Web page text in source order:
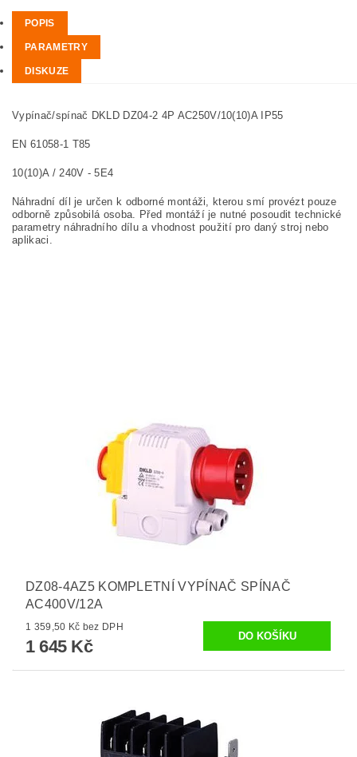
POPIS
PARAMETRY
DISKUZE
Vypínač/spínač DKLD DZ04-2 4P AC250V/10(10)A IP55
EN 61058-1 T85
10(10)A / 240V - 5E4
Náhradní díl je určen k odborné montáži, kterou smí provézt pouze
odborně způsobilá osoba. Před montáží je nutné posoudit technické
parametry náhradního dílu a vhodnost použití pro daný stroj nebo
aplikaci.
DZ08-4AZ5 KOMPLETNÍ VYPÍNAČ SPÍNAČ
AC400V/12A
1 359,50 Kč bez DPH
1 645 Kč